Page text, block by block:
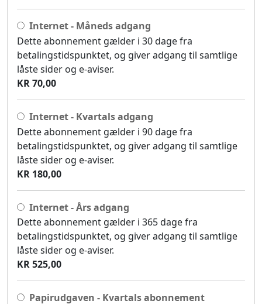
Internet - Måneds adgang
Dette abonnement gælder i 30 dage fra
betalingstidspunktet, og giver adgang til samtlige
låste sider og e-aviser.
KR 70,00
Internet - Kvartals adgang
Dette abonnement gælder i 90 dage fra
betalingstidspunktet, og giver adgang til samtlige
låste sider og e-aviser.
KR 180,00
Internet - Års adgang
Dette abonnement gælder i 365 dage fra
betalingstidspunktet, og giver adgang til samtlige
låste sider og e-aviser.
KR 525,00
Papirudgaven - Kvartals abonnement